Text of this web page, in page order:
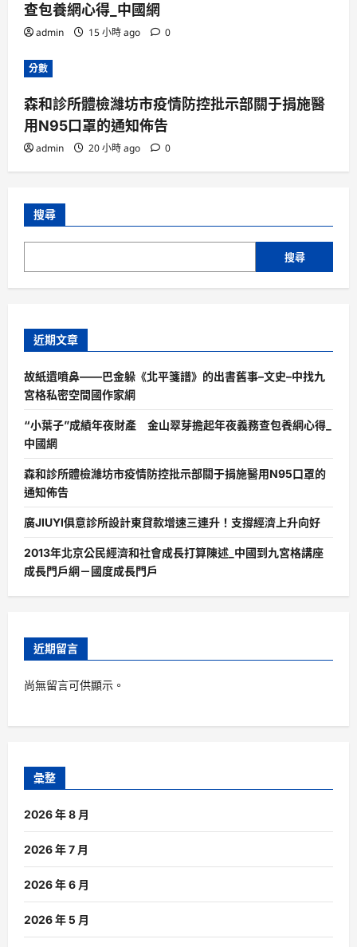
查包養網心得_中國網
admin 15 小時 ago 0
分數
森和診所體檢濰坊市疫情防控批示部關于捐施醫
用N95口罩的通知佈告
admin 20 小時 ago 0
搜尋
搜尋
近期文章
故紙遺噴鼻——巴金躲《北平箋譜》的出書舊事–文史–中找九
宮格私密空間國作家網
“小葉子”成績年夜財產 金山翠芽擔起年夜義務查包養網心得_
中國網
森和診所體檢濰坊市疫情防控批示部關于捐施醫用N95口罩的
通知佈告
廣JIUYI俱意診所設計東貸款增速三連升！支撐經濟上升向好
2013年北京公民經濟和社會成長打算陳述_中國到九宮格講座
成長門戶網－國度成長門戶
近期留言
尚無留言可供顯示。
彙整
2026 年 8 月
2026 年 7 月
2026 年 6 月
2026 年 5 月